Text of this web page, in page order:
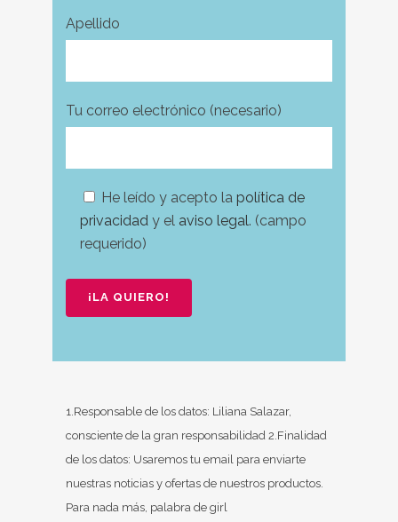
Apellido
Tu correo electrónico (necesario)
He leído y acepto la política de
privacidad y el aviso legal. (campo
requerido)
1.Responsable de los datos: Liliana Salazar,
consciente de la gran responsabilidad 2.Finalidad
de los datos: Usaremos tu email para enviarte
nuestras noticias y ofertas de nuestros productos.
Para nada más, palabra de girl